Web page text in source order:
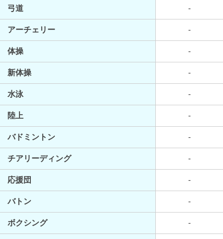
弓道 -
アーチェリー -
体操 -
新体操 -
水泳 -
陸上 -
バドミントン -
チアリーディング -
応援団 -
バトン -
ボクシング -